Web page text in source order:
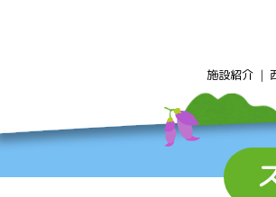
施設紹介